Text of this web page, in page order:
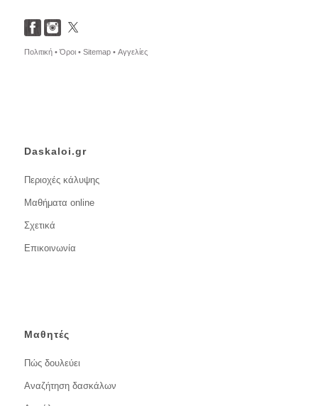
Πολιτική •Όροι • Sitemap • Αγγελίες
Daskaloi.gr
Περιοχές κάλυψης
Μαθήματα online
Σχετικά
Επικοινωνία
Μαθητές
Πώς δουλεύει
Αναζήτηση δασκάλων